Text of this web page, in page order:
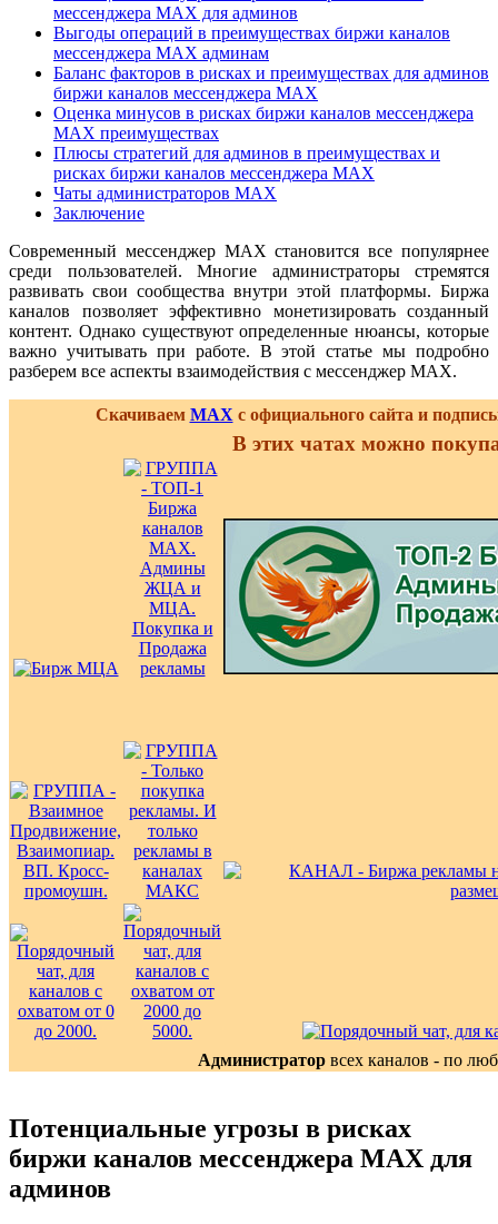
мессенджера MAX для админов
Выгоды операций в преимуществах биржи каналов
мессенджера MAX админам
Баланс факторов в рисках и преимуществах для админов
биржи каналов мессенджера MAX
Оценка минусов в рисках биржи каналов мессенджера
MAX преимуществах
Плюсы стратегий для админов в преимуществах и
рисках биржи каналов мессенджера MAX
Чаты администраторов MAX
Заключение
Современный мессенджер MAX становится все популярнее
среди пользователей. Многие администраторы стремятся
развивать свои сообщества внутри этой платформы. Биржа
каналов позволяет эффективно монетизировать созданный
контент. Однако существуют определенные нюансы, которые
важно учитывать при работе. В этой статье мы подробно
разберем все аспекты взаимодействия с мессенджер MAX.
Скачиваем MAX с официального сайта и
В этих чатах можно
Администраторвсех каналов - по
Потенциальные угрозы в рисках
биржи каналов мессенджера MAX для
админов